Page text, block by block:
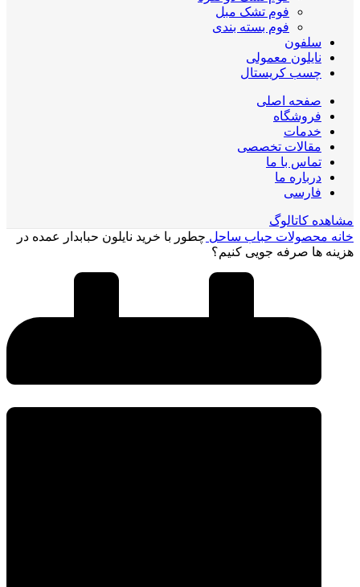
فوم تشک مبل
فوم بسته بندی
سلفون
نایلون معمولی
چسب کریستال
صفحه اصلی
فروشگاه
خدمات
مقالات تخصصی
تماس با ما
درباره ما
فارسی
مشاهده کاتالوگ
خانه محصولات حباب ساحل چطور با خرید نایلون حبابدار عمده در
هزینه‌ ها صرفه‌ جویی کنیم؟